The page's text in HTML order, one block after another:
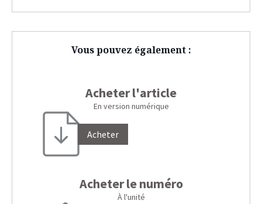
Vous pouvez également :
Acheter l'article
En version numérique
Acheter
Acheter le numéro
À l'unité